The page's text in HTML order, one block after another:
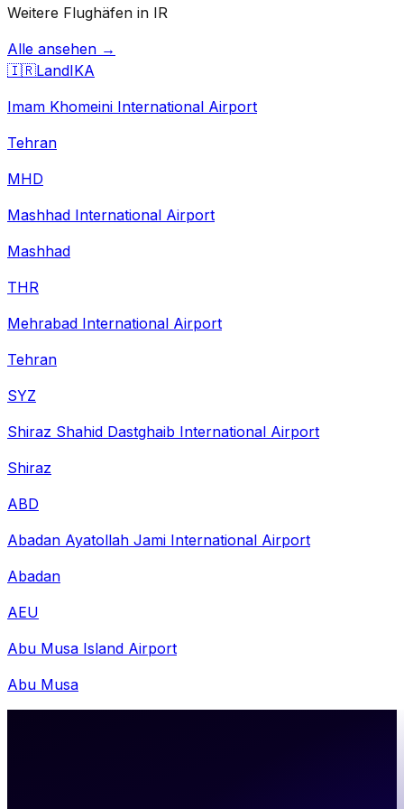
Weitere Flughäfen in IR
Alle ansehen →
🇮🇷LandIKA
Imam Khomeini International Airport
Tehran
MHD
Mashhad International Airport
Mashhad
THR
Mehrabad International Airport
Tehran
SYZ
Shiraz Shahid Dastghaib International Airport
Shiraz
ABD
Abadan Ayatollah Jami International Airport
Abadan
AEU
Abu Musa Island Airport
Abu Musa